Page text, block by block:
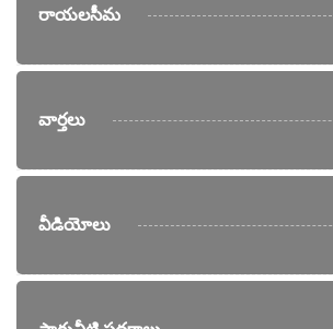
రాయలసీమ
వార్తలు
వీడియోలు